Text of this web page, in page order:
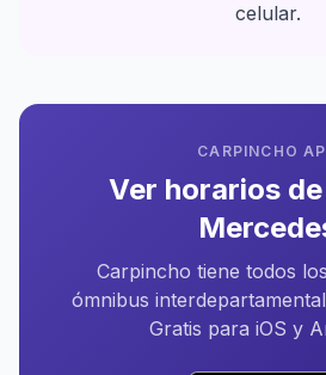
celular.
CARPINCHO
Ver horarios
Carpincho tiene todos
ómnibus
Gratis para iOS y